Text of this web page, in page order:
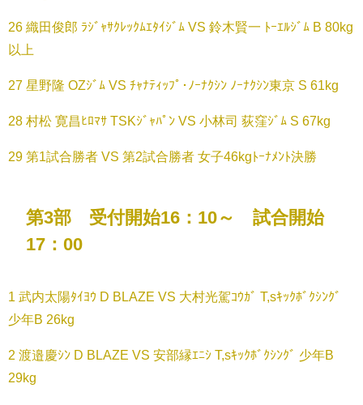
26 織田俊郎 ﾗｼﾞｬｻｸﾚｯｸﾑｴﾀｲｼﾞﾑ VS 鈴木賢一 ﾄｰｴﾙｼﾞﾑ B 80kg
以上
27 星野隆 OZｼﾞﾑ VS ﾁｬﾅﾃｨｯﾌﾟ･ﾉｰﾅｸｼﾝ ﾉｰﾅｸｼﾝ東京 S 61kg
28 村松 寛昌ﾋﾛﾏｻ TSKｼﾞｬﾊﾟﾝ VS 小林司 荻窪ｼﾞﾑ S 67kg
29 第1試合勝者 VS 第2試合勝者 女子46kgﾄｰﾅﾒﾝﾄ決勝
第3部 受付開始16：10～ 試合開始
17：00
1 武内太陽ﾀｲﾖｳ D BLAZE VS 大村光駕ｺｳｶﾞ T,sｷｯｸﾎﾞｸｼﾝｸﾞ
少年B 26kg
2 渡邉慶ｼﾝ D BLAZE VS 安部縁ｴﾆｼ T,sｷｯｸﾎﾞｸｼﾝｸﾞ 少年B
29kg